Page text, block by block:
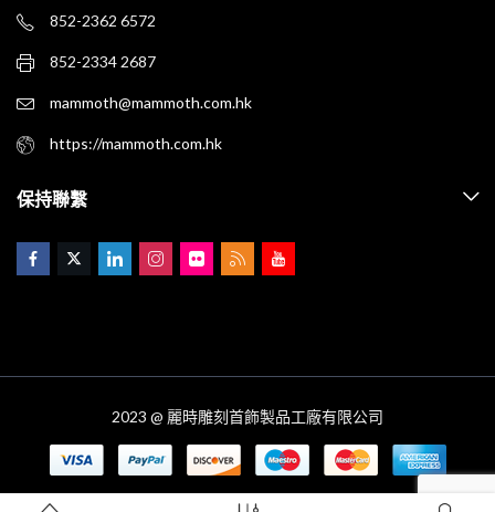
852-2362 6572
852-2334 2687
mammoth@mammoth.com.hk
https://mammoth.com.hk
保持聯繫
2023 @ 麗時雕刻首飾製品工廠有限公司